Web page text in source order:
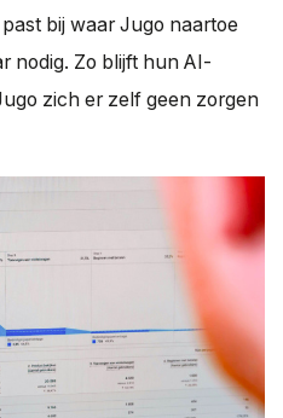
bij waar Jugo naartoe
nodig. Zo blijft hun AI-
zich er zelf geen zorgen